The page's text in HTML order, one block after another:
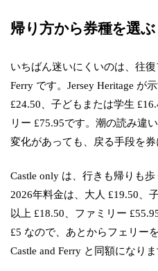
帰り方から券種を選ぶ
いちばん迷いにくいのは、往
Ferry です。Jersey Heritage が
£24.50、子どもまたは学生
リー £75.95です。潮の読み違
変化があっても、戻る手段を
Castle only は、行きも帰りも
2026年料金は、大人 £19.50、
以上 £18.50、ファミリー
£5 なので、あとからフェリー
Castle and Ferry と同額になりま